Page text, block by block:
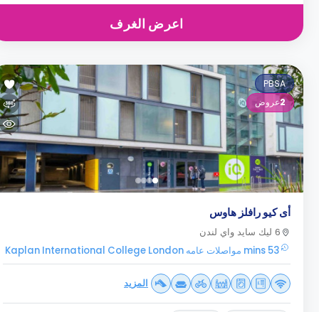
اعرض الغرف
PBSA
2عروض
أى كيو رافلز هاوس
6 ليك سايد واي لندن
53 mins مواصلات عامه Kaplan International College London
المزيد